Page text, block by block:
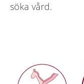
söka vård.